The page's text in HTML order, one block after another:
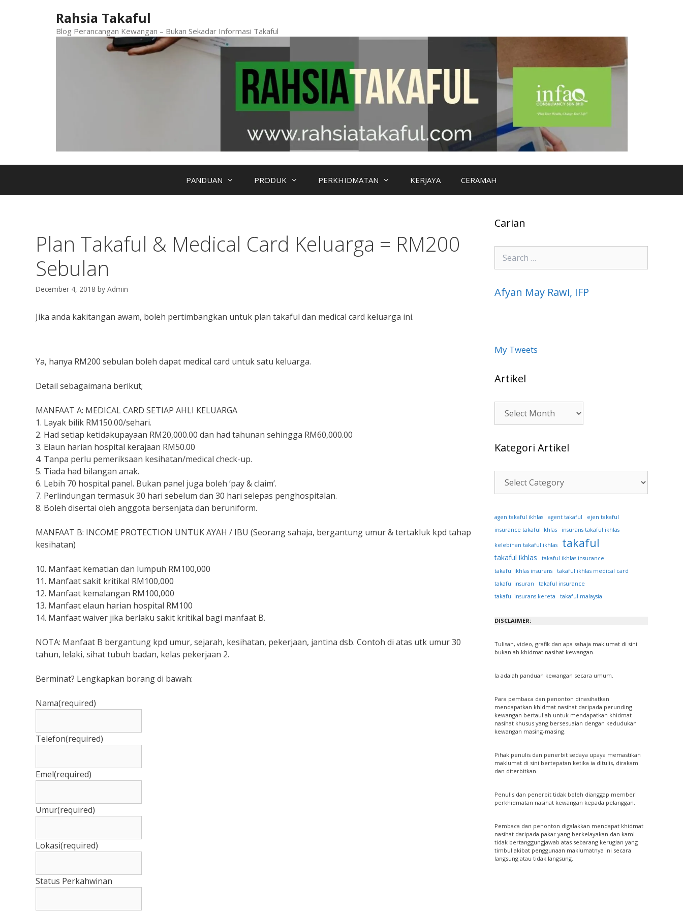
Rahsia Takaful
Blog Perancangan Kewangan – Bukan Sekadar Informasi Takaful
PANDUAN PRODUK PERKHIDMATAN KERJAYA CERAMAH
Plan Takaful & Medical Card Keluarga = RM200
Sebulan
December 4, 2018 by Admin
Jika anda kakitangan awam, boleh pertimbangkan untuk plan takaful dan medical card keluarga ini.
Ya, hanya RM200 sebulan boleh dapat medical card untuk satu keluarga.
Detail sebagaimana berikut;
MANFAAT A: MEDICAL CARD SETIAP AHLI KELUARGA
1. Layak bilik RM150.00/sehari.
2. Had setiap ketidakupayaan RM20,000.00 dan had tahunan sehingga RM60,000.00
3. Elaun harian hospital kerajaan RM50.00
4. Tanpa perlu pemeriksaan kesihatan/medical check-up.
5. Tiada had bilangan anak.
6. Lebih 70 hospital panel. Bukan panel juga boleh ‘pay & claim’.
7. Perlindungan termasuk 30 hari sebelum dan 30 hari selepas penghospitalan.
8. Boleh disertai oleh anggota bersenjata dan beruniform.
MANFAAT B: INCOME PROTECTION UNTUK AYAH / IBU (Seorang sahaja, bergantung umur & tertakluk kpd tahap
kesihatan)
10. Manfaat kematian dan lumpuh RM100,000
11. Manfaat sakit kritikal RM100,000
12. Manfaat kemalangan RM100,000
13. Manfaat elaun harian hospital RM100
14. Manfaat waiver jika berlaku sakit kritikal bagi manfaat B.
NOTA: Manfaat B bergantung kpd umur, sejarah, kesihatan, pekerjaan, jantina dsb. Contoh di atas utk umur 30
tahun, lelaki, sihat tubuh badan, kelas pekerjaan 2.
Berminat? Lengkapkan borang di bawah:
Nama(required)
Telefon(required)
Emel(required)
Umur(required)
Lokasi(required)
Status Perkahwinan
Carian
Search
for:
Afyan May Rawi, IFP
My Tweets
Artikel
Artikel
Kategori Artikel
Kategori
Artikel
agen takaful ikhlas agent takaful ejen takaful
insurance takaful ikhlas insurans takaful ikhlas
kelebihan takaful ikhlas takaful
takaful ikhlas
takaful ikhlas insurance
takaful ikhlas insurans
takaful ikhlas medical card
takaful insuran
takaful insurance
takaful insurans kereta
takaful malaysia
DISCLAIMER:
Tulisan, video, grafik dan apa sahaja maklumat di sini
bukanlah khidmat nasihat kewangan.
Ia adalah panduan kewangan secara umum.
Para pembaca dan penonton dinasihatkan
mendapatkan khidmat nasihat daripada perunding
kewangan bertauliah untuk mendapatkan khidmat
nasihat khusus yang bersesuaian dengan kedudukan
kewangan masing-masing.
Pihak penulis dan penerbit sedaya upaya memastikan
maklumat di sini bertepatan ketika ia ditulis, dirakam
dan diterbitkan.
Penulis dan penerbit tidak boleh dianggap memberi
perkhidmatan nasihat kewangan kepada pelanggan.
Pembaca dan penonton digalakkan mendapat khidmat
nasihat daripada pakar yang berkelayakan dan kami
tidak bertanggungjawab atas sebarang kerugian yang
timbul akibat penggunaan maklumatnya ini secara
langsung atau tidak langsung.